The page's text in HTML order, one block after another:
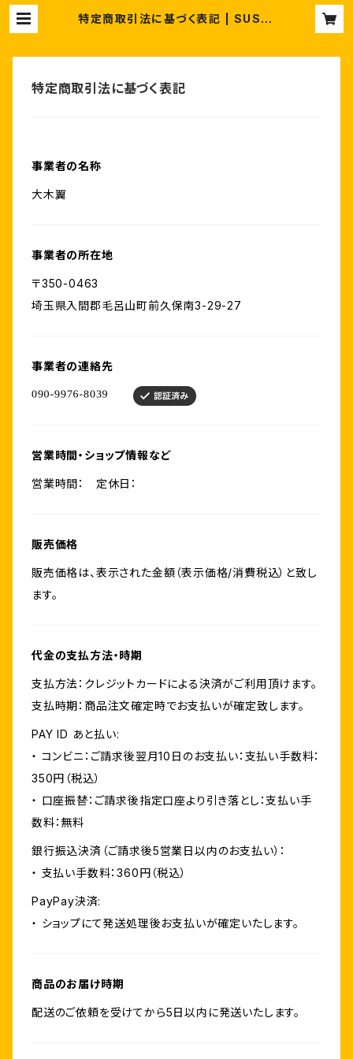
特定商取引法に基づく表記 | SUSHI
特定商取引法に基づく表記
事業者の名称
大木翼
事業者の所在地
〒350-0463
埼玉県入間郡毛呂山町前久保南3-29-27
事業者の連絡先
営業時間・ショップ情報など
営業時間： 定休日：
販売価格
販売価格は、表示された金額（表示価格/消費税込）と致し
ます。
代金の支払方法・時期
支払方法：クレジットカードによる決済がご利用頂けます。
支払時期：商品注文確定時でお支払いが確定致します。
PAY ID あと払い:
・ コンビニ：ご請求後翌月10日のお支払い：支払い手数料：
350円（税込）
・ 口座振替：ご請求後指定口座より引き落とし：支払い手
数料：無料
銀行振込決済（ご請求後5営業日以内のお支払い）：
・ 支払い手数料：360円（税込）
PayPay決済:
・ ショップにて発送処理後お支払いが確定いたします。
商品のお届け時期
配送のご依頼を受けてから5日以内に発送いたします。